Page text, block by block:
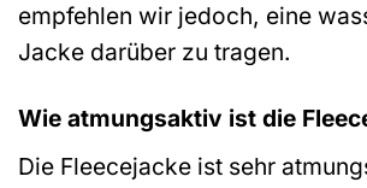
empfehlen wir jedoch, eine
Jacke darüber zu tragen.
Wie atmungsaktiv ist die
Die Fleecejacke ist sehr